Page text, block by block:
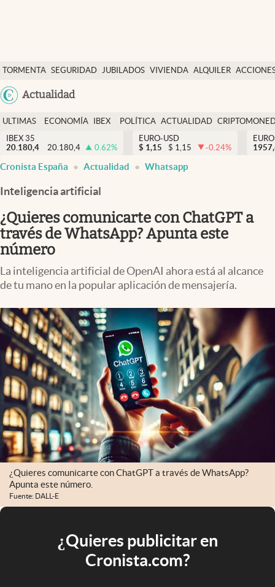
TORMENTA SEGURIDAD JUBILADOS VIVIENDA ALQUILER
Actualidad
Economía y finanzas
Política
Actualidad
Criptomonedas
España
ULTIMAS
NOTICIAS
ECONOMÍA
FINANZAS
IBEX
EURO
POLÍTICA ACTUALIDAD
IBEX 35
20.180,4
20.180,4 0.62%
EURO-USD
$ 1,15 $ 1,15 -0.24%
Cronista España Actualidad Whatsapp
Inteligencia artificial
¿Quieres comunicarte con ChatGPT a
través de WhatsApp? Apunta este
número
La inteligencia artificial de OpenAI ahora está al alcance
de tu mano en la popular aplicación de mensajería.
¿Quieres comunicarte con ChatGPT a través de WhatsApp?
Apunta este número.
Fuente: DALL-E
¿Quieres publicitar en
Cronista.com?